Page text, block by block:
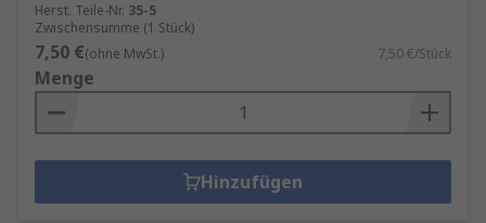
Herst. Teile-Nr. 35-5
Zwischensumme (1 Stück)
7,50 €(ohne MwSt.) 7,50 €/Stück
Menge
Hinzufügen